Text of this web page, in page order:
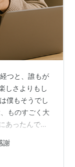
つと、誰もが
しさよりもし
僕もそうでし
ものすごく大
あったんです
ちばんに「あ
がぼんやりし
謝